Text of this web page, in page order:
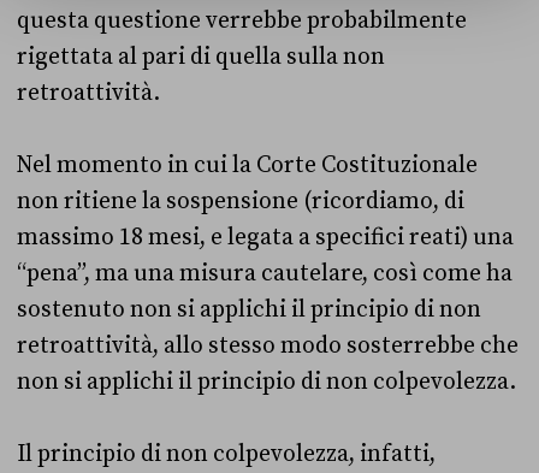
questa questione verrebbe probabilmente
rigettata al pari di quella sulla non
retroattività.
Nel momento in cui la Corte Costituzionale
non ritiene la sospensione (ricordiamo, di
massimo 18 mesi, e legata a specifici reati) una
“pena”, ma una misura cautelare, così come ha
sostenuto non si applichi il principio di non
retroattività, allo stesso modo sosterrebbe che
non si applichi il principio di non colpevolezza.
Il principio di non colpevolezza, infatti,